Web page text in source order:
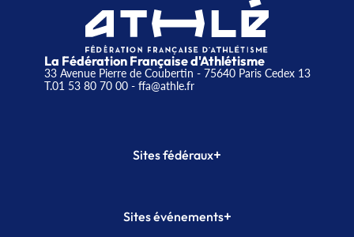
La Fédération Française d'Athlétisme
33 Avenue Pierre de Coubertin - 75640 Paris Cedex 13
T.01 53 80 70 00- ffa@athle.fr
Sites fédéraux+
Plateforme Formation
Sites événements+